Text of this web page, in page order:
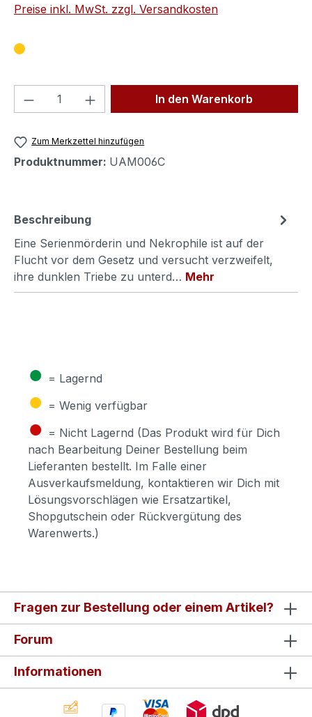
Preise inkl. MwSt. zzgl. Versandkosten
Produkt Anzahl: Gib denIn den Warenkorb
Zum Merkzettel hinzufügen
Produktnummer: UAM006C
Beschreibung
Eine Serienmörderin und Nekrophile ist auf der
Flucht vor dem Gesetz und versucht verzweifelt,
ihre dunklen Triebe zu unterd… Mehr
● = Lagernd
● = Wenig verfügbar
● = Nicht Lagernd (Das Produkt wird für Dich
nach Bearbeitung Deiner Bestellung beim
Lieferanten bestellt. Im Falle einer
Ausverkaufsmeldung, kontaktieren wir Dich mit
Lösungsvorschlägen wie Ersatzartikel,
Shopgutschein oder Rückvergütung des
Warenwerts.)
Fragen zur Bestellung oder einem Artikel?
Forum
Informationen